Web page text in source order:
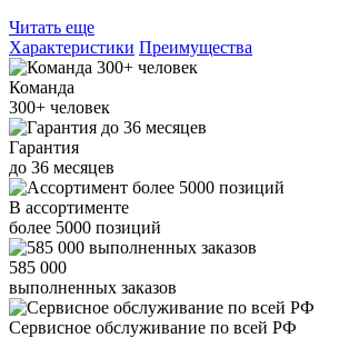
Читать еще
Характеристики Преимущества
Команда
300+ человек
Гарантия
до 36 месяцев
В ассортименте
более 5000 позиций
585 000
выполненных заказов
Сервисное обслуживание по всей РФ